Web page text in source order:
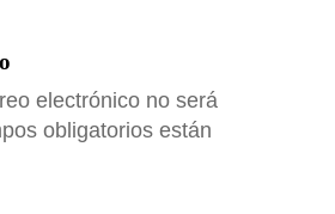
electrónico no será
obligatorios están